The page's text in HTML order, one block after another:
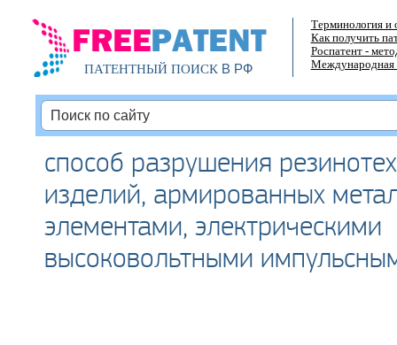
ПАТЕНТНЫЙ ПОИСКВ РФ
Терминология и
Как получить
Роспатент -
Международная
способ разрушения
изделий, армированных
элементами, электрическими
высоковольтными